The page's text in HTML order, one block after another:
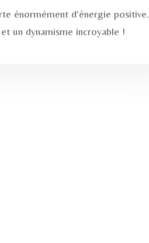
énormément d'énergie positive.
un dynamisme incroyable !